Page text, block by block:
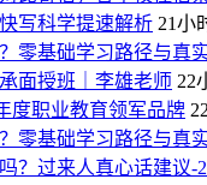
写科学提速解析 21小
零基础学习路径与真
面授班｜李雄老师 22
度职业教育领军品牌
零基础学习路径与真
？过来人真心话建议-